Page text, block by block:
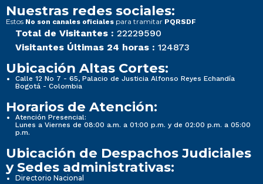
Nuestras redes sociales:
Estos No son canales oficiales para tramitar PQRSDF
Total de Visitantes : 22229590
Visitantes Últimas 24 horas : 124873
Ubicación Altas Cortes:
Calle 12 No 7 - 65, Palacio de Justicia Alfonso Reyes Echandía
Bogotá - Colombia
Horarios de Atención:
Atención Presencial:
Lunes a Viernes de 08:00 a.m. a 01:00 p.m. y de 02:00 p.m. a 05:00
p.m.
Ubicación de Despachos Judiciales
y Sedes administrativas:
Directorio Nacional